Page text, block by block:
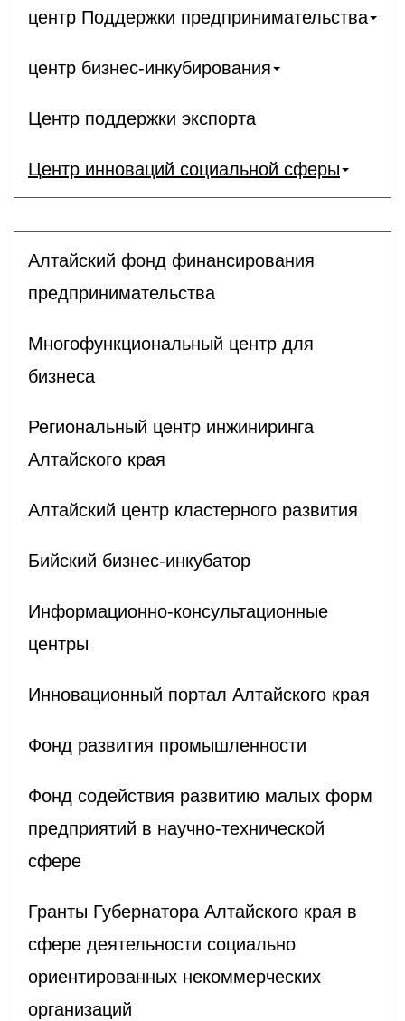
центр Поддержки предпринимательства
центр бизнес-инкубирования
Центр поддержки экспорта
Центр инноваций социальной сферы
Алтайский фонд финансирования
предпринимательства
Многофункциональный центр для
бизнеса
Региональный центр инжиниринга
Алтайского края
Алтайский центр кластерного развития
Бийский бизнес-инкубатор
Информационно-консультационные
центры
Инновационный портал Алтайского края
Фонд развития промышленности
Фонд содействия развитию малых форм
предприятий в научно-технической
сфере
Гранты Губернатора Алтайского края в
сфере деятельности социально
ориентированных некоммерческих
организаций